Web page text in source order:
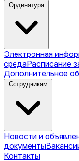
Ординатура
Электронная
средаРасписание
Дополнительное
Сотрудникам
Новости и
документы
Контакты